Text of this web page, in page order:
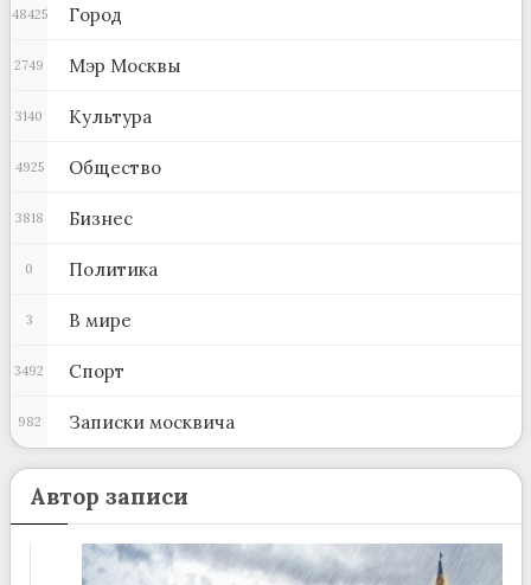
Город
48425
Мэр Москвы
2749
Культура
3140
Общество
4925
Бизнес
3818
Политика
0
В мире
3
Спорт
3492
Записки москвича
982
Автор записи